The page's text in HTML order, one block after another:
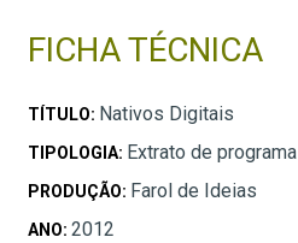
FICHA TÉCNICA
TÍTULO: Nativos Digitais
TIPOLOGIA: Extrato de programa
PRODUÇÃO: Farol de Ideias
ANO: 2012